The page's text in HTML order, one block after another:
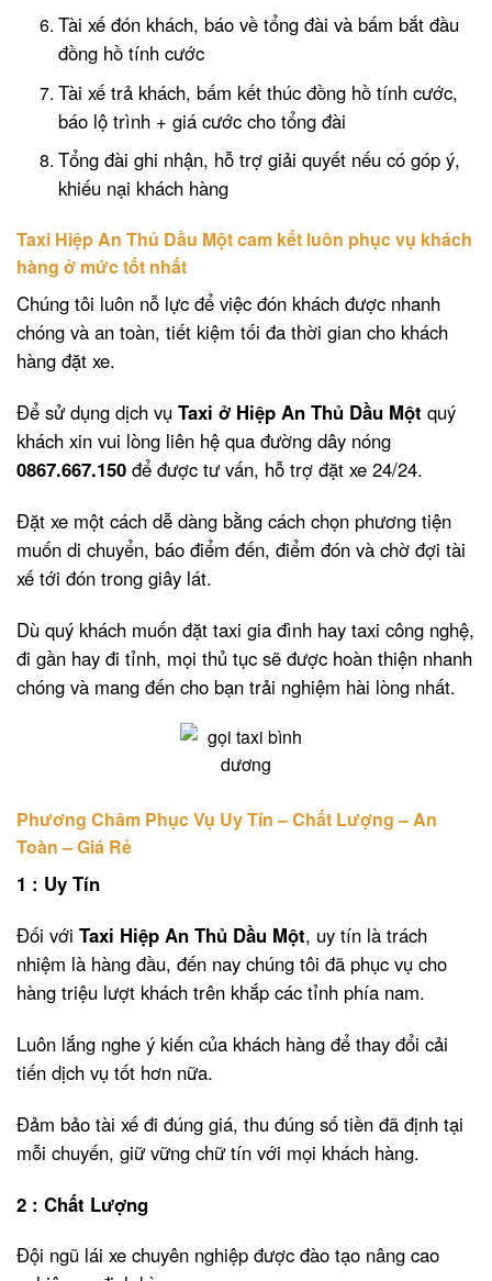
Tài xế đón khách, báo về tổng đài và bấm bắt đầu
đồng hồ tính cước
Tài xế trả khách, bấm kết thúc đồng hồ tính cước,
báo lộ trình + giá cước cho tổng đài
Tổng đài ghi nhận, hỗ trợ giải quyết nếu có góp ý,
khiếu nại khách hàng
Taxi Hiệp An Thủ Dầu Một cam kết luôn phục vụ khách
hàng ở mức tốt nhất
Chúng tôi luôn nỗ lực để việc đón khách được nhanh
chóng và an toàn, tiết kiệm tối đa thời gian cho khách
hàng đặt xe.
Để sử dụng dịch vụ Taxi ở Hiệp An Thủ Dầu Một quý
khách xin vui lòng liên hệ qua đường dây nóng
0867.667.150 để được tư vấn, hỗ trợ đặt xe 24/24.
Đặt xe một cách dễ dàng bằng cách chọn phương tiện
muốn di chuyển, báo điểm đến, điểm đón và chờ đợi tài
xế tới đón trong giây lát.
Dù quý khách muốn đặt taxi gia đình hay taxi công nghệ,
đi gần hay đi tỉnh, mọi thủ tục sẽ được hoàn thiện nhanh
chóng và mang đến cho bạn trải nghiệm hài lòng nhất.
Phương Châm Phục Vụ Uy Tín – Chất Lượng – An
Toàn – Giá Rẻ
1 : Uy Tín
Đối với Taxi Hiệp An Thủ Dầu Một, uy tín là trách
nhiệm là hàng đầu, đến nay chúng tôi đã phục vụ cho
hàng triệu lượt khách trên khắp các tỉnh phía nam.
Luôn lắng nghe ý kiến của khách hàng để thay đổi cải
tiến dịch vụ tốt hơn nữa.
Đảm bảo tài xế đi đúng giá, thu đúng số tiền đã định tại
mỗi chuyến, giữ vững chữ tín với mọi khách hàng.
2 : Chất Lượng
Đội ngũ lái xe chuyên nghiệp được đào tạo nâng cao